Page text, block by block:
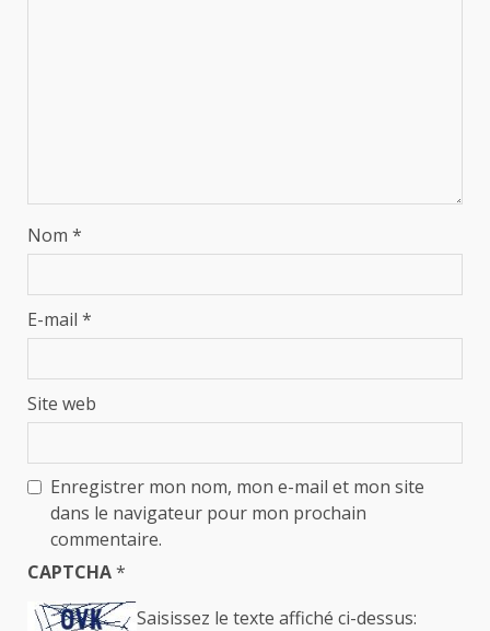
Nom *
E-mail *
Site web
Enregistrer mon nom, mon e-mail et mon site
dans le navigateur pour mon prochain
commentaire.
CAPTCHA*
Saisissez le texte affiché ci-dessus: